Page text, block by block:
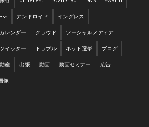
アンドロイド イングレス
カレンダー クラウド ソーシャルメディア
ツイッター トラブル ネット選挙 ブログ
産 出張 動画 動画セミナー 広告
像